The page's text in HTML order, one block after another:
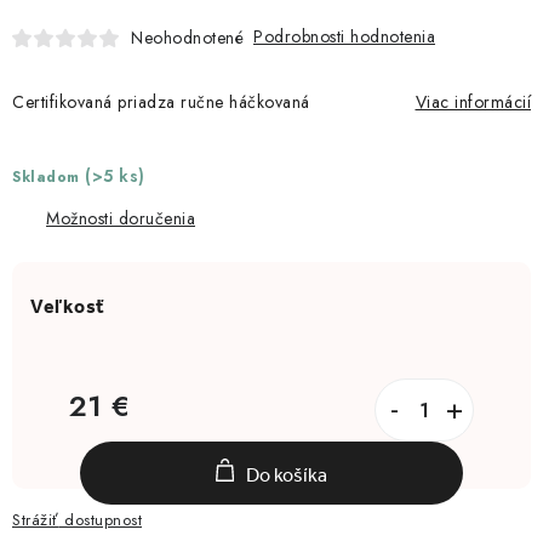
Neohodnotené Podrobnosti hodnotenia
Certifikovaná priadza ručne háčkovaná Viac informácií
Skladom (>5 ks)
Možnosti doručenia
21 €
Do košíka
Strážiť